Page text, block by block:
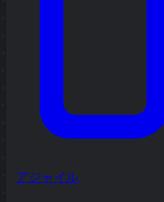
アジャイル